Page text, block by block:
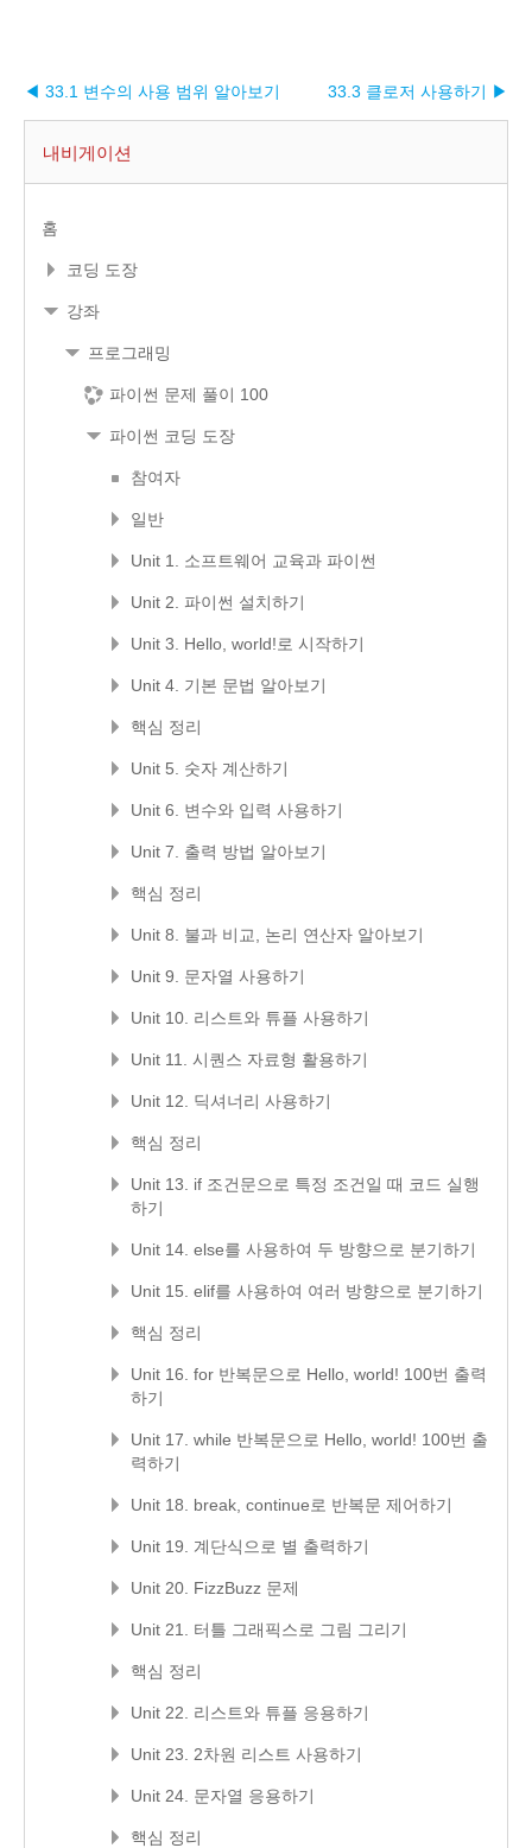
◀ 33.1 변수의 사용 범위 알아보기 33.3 클로저 사용하기 ▶︎
내비게이션
홈
코딩 도장
강좌
프로그래밍
파이썬 문제 풀이 100
파이썬 코딩 도장
참여자
일반
Unit 1. 소프트웨어 교육과 파이썬
Unit 2. 파이썬 설치하기
Unit 3. Hello, world!로 시작하기
Unit 4. 기본 문법 알아보기
핵심 정리
Unit 5. 숫자 계산하기
Unit 6. 변수와 입력 사용하기
Unit 7. 출력 방법 알아보기
핵심 정리
Unit 8. 불과 비교, 논리 연산자 알아보기
Unit 9. 문자열 사용하기
Unit 10. 리스트와 튜플 사용하기
Unit 11. 시퀀스 자료형 활용하기
Unit 12. 딕셔너리 사용하기
핵심 정리
Unit 13. if 조건문으로 특정 조건일 때 코드 실행
하기
Unit 14. else를 사용하여 두 방향으로 분기하기
Unit 15. elif를 사용하여 여러 방향으로 분기하기
핵심 정리
Unit 16. for 반복문으로 Hello, world! 100번 출력
하기
Unit 17. while 반복문으로 Hello, world! 100번 출
력하기
Unit 18. break, continue로 반복문 제어하기
Unit 19. 계단식으로 별 출력하기
Unit 20. FizzBuzz 문제
Unit 21. 터틀 그래픽스로 그림 그리기
핵심 정리
Unit 22. 리스트와 튜플 응용하기
Unit 23. 2차원 리스트 사용하기
Unit 24. 문자열 응용하기
핵심 정리